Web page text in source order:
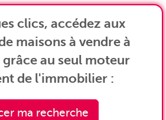
clics, accédez aux
maisons à vendre à
grâce au seul moteur
de l'immobilier :
ma recherche